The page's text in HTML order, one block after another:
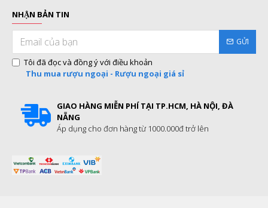
NHẬN BẢN TIN
GỬI
Tôi đã đọc và đồng ý với điều khoản
Thu mua rượu ngoại - Rượu ngoại giá sỉ
GIAO HÀNG MIỄN PHÍ TẠI TP.HCM, HÀ NỘI, ĐÀ
NẴNG
Áp dụng cho đơn hàng từ 1000.000đ trở lên